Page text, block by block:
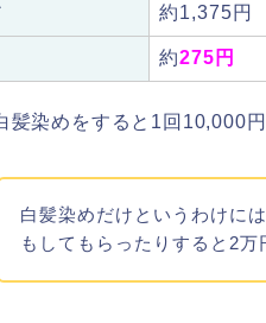
約1,375円
約275円
髪染めをすると1回10,000
白髪染めだけというわけに
もしてもらったりすると2万